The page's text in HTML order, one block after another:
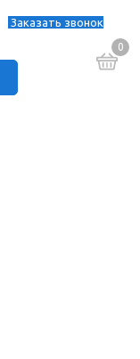
Заказать звонок
0